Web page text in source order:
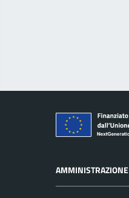
AMMINISTRAZIONE